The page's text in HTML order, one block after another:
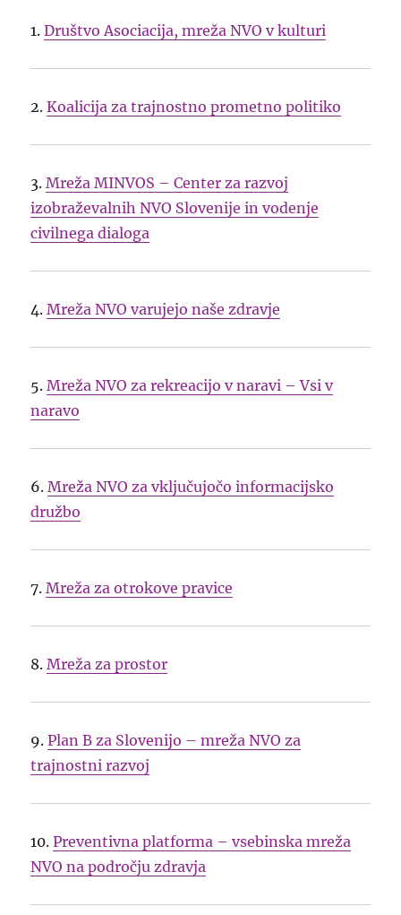
1.Društvo Asociacija, mreža NVO v kulturi
2.Koalicija za trajnostno prometno politiko
3.Mreža MINVOS – Center za razvoj
izobraževalnih NVO Slovenije in vodenje
civilnega dialoga
4.Mreža NVO varujejo naše zdravje
5.Mreža NVO za rekreacijo v naravi – Vsi v
naravo
6.Mreža NVO za vključujočo informacijsko
družbo
7.Mreža za otrokove pravice
8.Mreža za prostor
9.Plan B za Slovenijo – mreža NVO za
trajnostni razvoj
10.Preventivna platforma – vsebinska mreža
NVO na področju zdravja